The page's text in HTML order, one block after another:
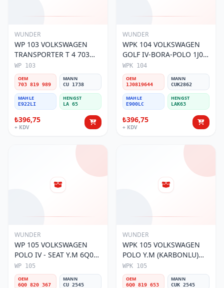
WUNDER
WP 103 VOLKSWAGEN
TRANSPORTER T 4 703
819 989 Polen Filtresi
WP 103
OEM
703 819 989
MANN
CU 1738
MAHLE
E922LI
HENGST
LA 65
₺396,75
+ KDV
WUNDER
WPK 104 VOLKSWAGEN
GOLF IV-BORA-POLO 1J0
819 644 Polen Filtresi
WPK 104
OEM
1J0819644
MANN
CUK2862
MAHLE
E900LC
HENGST
LAK63
₺396,75
+ KDV
WUNDER
WP 105 VOLKSWAGEN
POLO IV - SEAT Y.M 6Q0
820 367 Polen Filtresi
WP 105
OEM
6Q0 820 367
MANN
CU 2545
WUNDER
WPK 105 VOLKSWAGEN
POLO Y.M (KARBONLU)
6Q0 819 653 Polen Filtresi
WPK 105
OEM
6Q0 819 653
MANN
CUK 2545